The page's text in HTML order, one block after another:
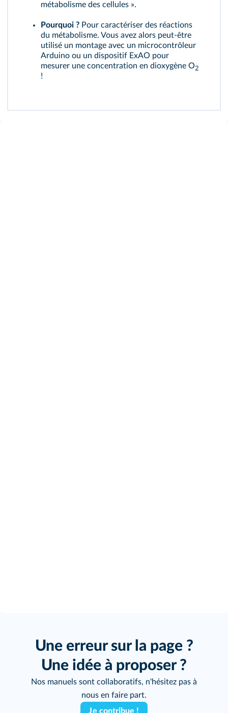
métabolisme des cellules ».
Pourquoi ? Pour caractériser des réactions
du métabolisme. Vous avez alors peut-être
utilisé un montage avec un microcontrôleur
Arduino ou un dispositif ExAO pour
mesurer une concentration en dioxygène O2
!
Une erreur sur la page ?
Une idée à proposer ?
Nos manuels sont collaboratifs, n'hésitez pas à
nous en faire part.
Je contribue !